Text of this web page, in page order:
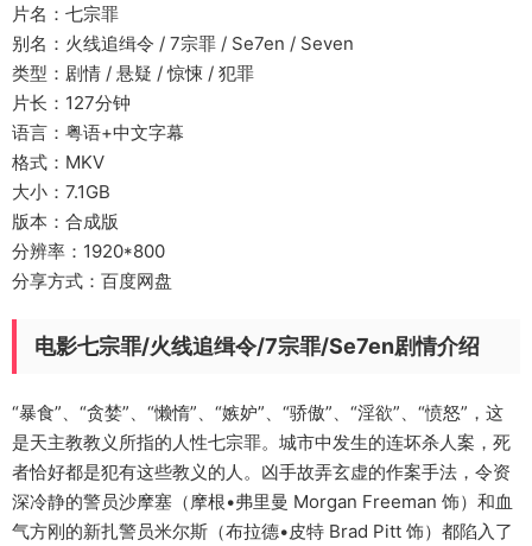
片名：七宗罪
别名：火线追缉令 / 7宗罪 / Se7en / Seven
类型：剧情 / 悬疑 / 惊悚 / 犯罪
片长：127分钟
语言：粤语+中文字幕
格式：MKV
大小：7.1GB
版本：合成版
分辨率：1920*800
分享方式：百度网盘
电影七宗罪/火线追缉令/7宗罪/Se7en剧情介绍
“暴食”、“贪婪”、“懒惰”、“嫉妒”、“骄傲”、“淫欲”、“愤怒”，这
是天主教教义所指的人性七宗罪。城市中发生的连坏杀人案，死
者恰好都是犯有这些教义的人。凶手故弄玄虚的作案手法，令资
深冷静的警员沙摩塞（摩根•弗里曼 Morgan Freeman 饰）和血
气方刚的新扎警员米尔斯（布拉德•皮特 Brad Pitt 饰）都陷入了